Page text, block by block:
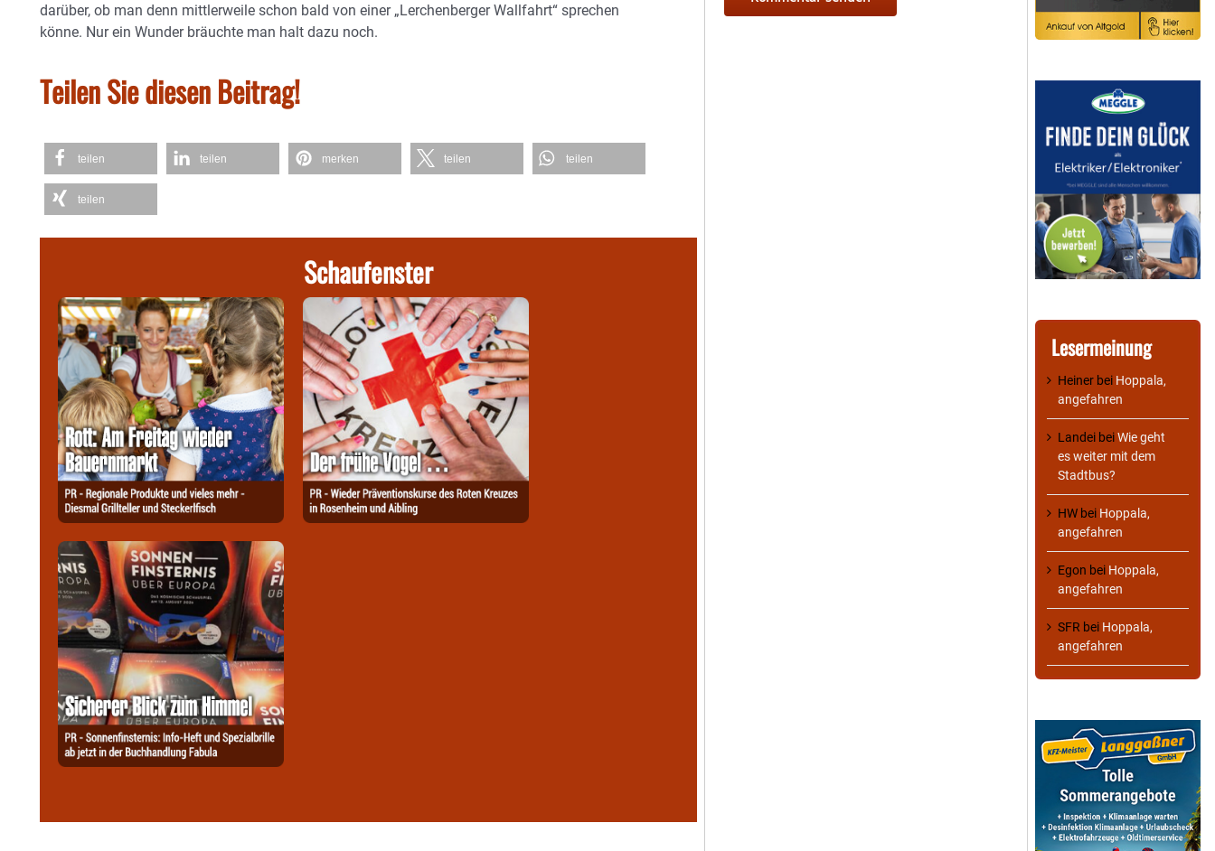
darüber, ob man denn mittlerweile schon bald von einer „Lerchenberger Wallfahrt“ sprechen
könne. Nur ein Wunder bräuchte man halt dazu noch.
Teilen Sie diesen Beitrag!
teilen teilen merken teilen teilen
teilen
Schaufenster
Lesermeinung
Heiner bei Hoppala,
angefahren
Landei beiWie geht
es weiter mit dem
Stadtbus?
HW bei Hoppala,
angefahren
Egon bei Hoppala,
angefahren
SFR bei Hoppala,
angefahren